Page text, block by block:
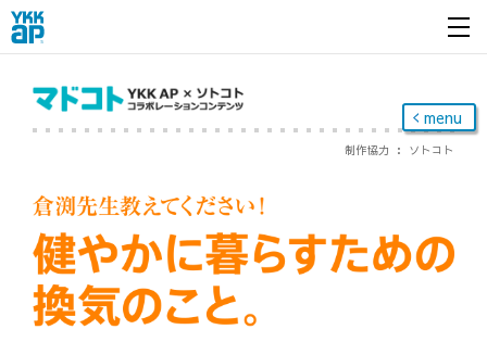
開く
制作協力 ： ソトコト
menu